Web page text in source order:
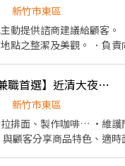
新竹市東區
動提供諮商建議給顧客。
點之整潔及美觀。 ．負
情形、盤點貨品存量及撰
👍 【下課/下班兼職首選】近清大夜市7-11孟竹門市 晚班動茲動夥伴⁠
新竹市東區
排面、製作咖啡… ·維護
顧客分享商品特色、適